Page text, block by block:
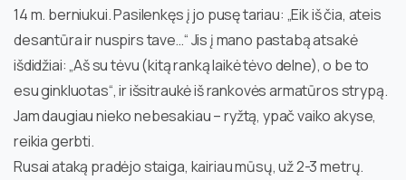
14 m. berniukui. Pasilenkęs į jo pusę tariau: „Eik iš čia, ateis
desantūra ir nuspirs tave…“ Jis į mano pastabą atsakė
išdidžiai: „Aš su tėvu (kitą ranką laikė tėvo delne), o be to
esu ginkluotas“, ir išsitraukė iš rankovės armatūros strypą.
Jam daugiau nieko nebesakiau – ryžtą, ypač vaiko akyse,
reikia gerbti.
Rusai ataką pradėjo staiga, kairiau mūsų, už 2-3 metrų.